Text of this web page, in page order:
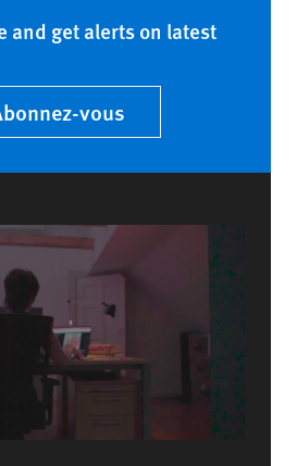
and get alerts on latest
vous